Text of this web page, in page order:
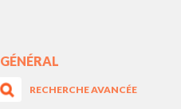
RECHERCHE AVANCÉE